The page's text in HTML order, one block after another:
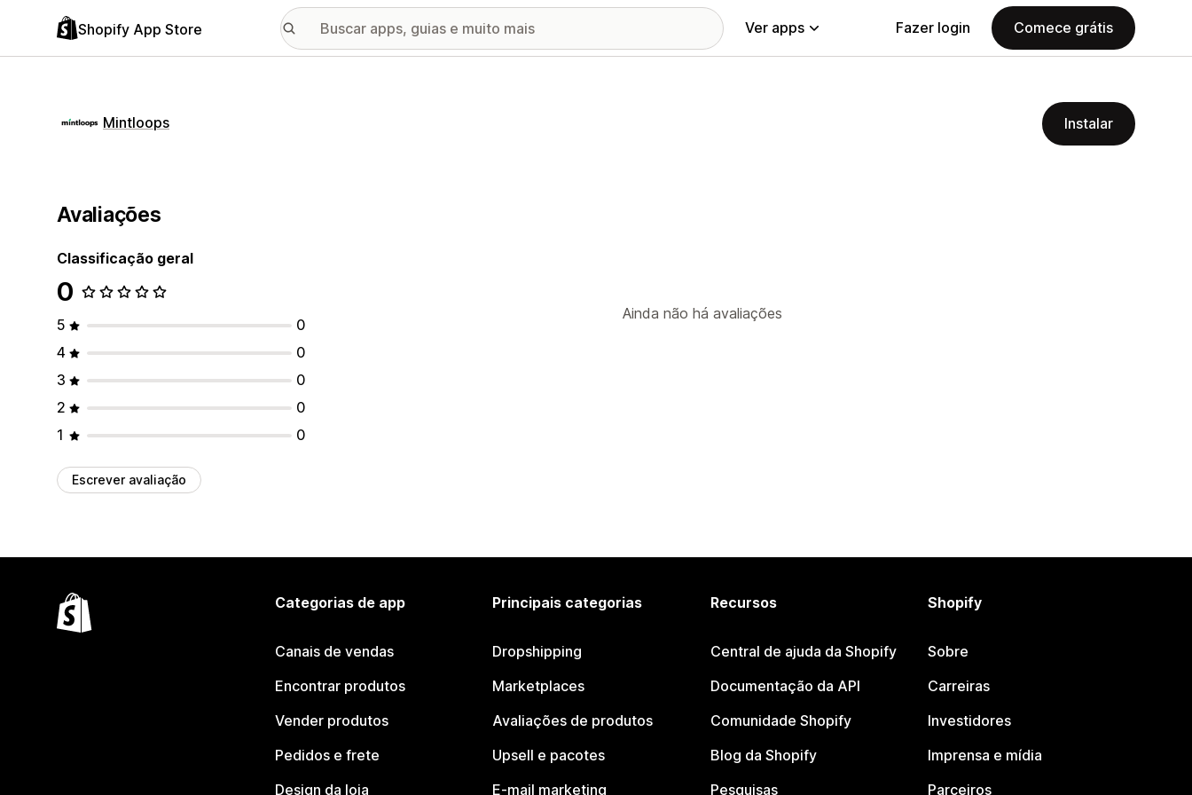
Shopify App Store Ver apps Fazer login Comece grátis
Mintloops Instalar
Avaliações
Classificação geral
0
5
0
4
0
3
0
2
0
1
0
Escrever avaliação
Ainda não há avaliações
Categorias de app
Canais de vendas
Encontrar produtos
Vender produtos
Pedidos e frete
Design da loja
Principais categorias
Dropshipping
Marketplaces
Avaliações de produtos
Upsell e pacotes
E-mail marketing
Recursos
Central de ajuda da Shopify
Documentação da API
Comunidade Shopify
Blog da Shopify
Pesquisas
Shopify
Sobre
Carreiras
Investidores
Imprensa e mídia
Parceiros